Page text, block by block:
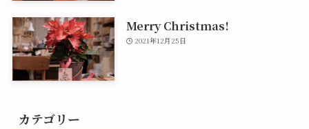
Merry Christmas!
2021年12月25日
カテゴリー